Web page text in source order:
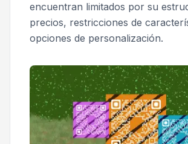
encuentran limitados por su
precios, restricciones de
opciones de personalización.